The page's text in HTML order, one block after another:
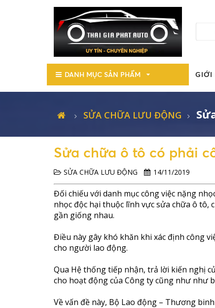
DANH MỤC SẢN PHẨM GIỚI
SỬA CHỮA LƯU ĐỘNG
Sửa chữa ô tô có phải
SỬA CHỮA LƯU ĐỘNG 14/11/2019
Đối chiếu với danh mục công việc nặng
nhọc độc hại thuộc lĩnh vực sửa chữa ô tô,
gần giống nhau.
Điều này gây khó khăn khi xác định công
cho người lao động.
Qua Hệ thống tiếp nhận, trả lời kiến nghị
cho hoạt động của Công ty cũng như như
Về vấn đề này, Bộ Lao động – Thương